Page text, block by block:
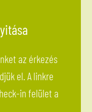
az érkezés
el. A linkre
in felület a